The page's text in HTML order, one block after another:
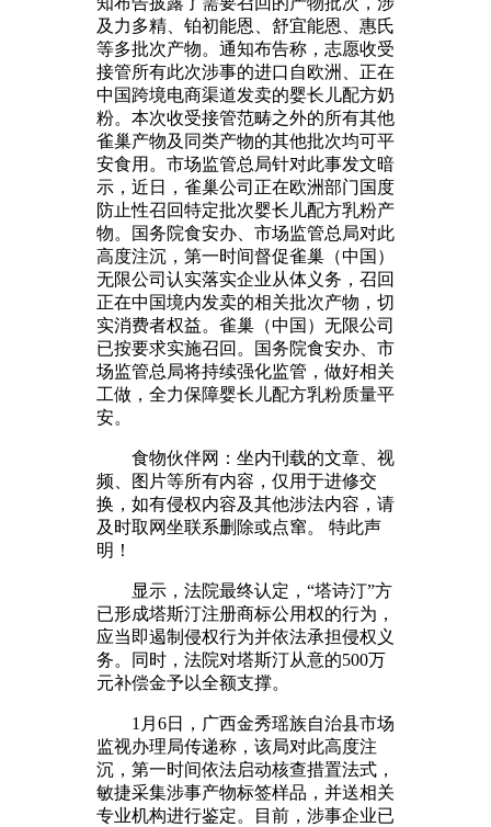
及力多精、铂初能恩、舒宜能恩、惠氏
等多批次产物。通知布告称，志愿收受
接管所有此次涉事的进口自欧洲、正在
中国跨境电商渠道发卖的婴长儿配方奶
粉。本次收受接管范畴之外的所有其他
雀巢产物及同类产物的其他批次均可平
安食用。市场监管总局针对此事发文暗
示，近日，雀巢公司正在欧洲部门国度
防止性召回特定批次婴长儿配方乳粉产
物。国务院食安办、市场监管总局对此
高度注沉，第一时间督促雀巢（中国）
无限公司认实落实企业从体义务，召回
正在中国境内发卖的相关批次产物，切
实消费者权益。雀巢（中国）无限公司
已按要求实施召回。国务院食安办、市
场监管总局将持续强化监管，做好相关
工做，全力保障婴长儿配方乳粉质量平
安。
食物伙伴网：坐内刊载的文章、视
频、图片等所有内容，仅用于进修交
换，如有侵权内容及其他涉法内容，请
及时取网坐联系删除或点窜。 特此声
明！
显示，法院最终认定，“塔诗汀”方
已形成塔斯汀注册商标公用权的行为，
应当即遏制侵权行为并依法承担侵权义
务。同时，法院对塔斯汀从意的500万
元补偿金予以全额支撑。
1月6日，广西金秀瑶族自治县市场
监视办理局传递称，该局对此高度注
沉，第一时间依法启动核查措置法式，
敏捷采集涉事产物标签样品，并送相关
专业机构进行鉴定。目前，涉事企业已